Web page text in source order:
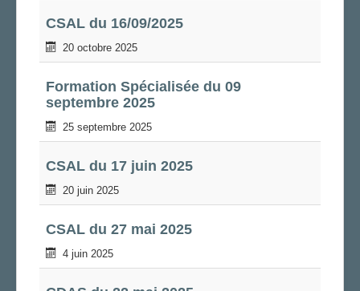
CSAL du 16/09/2025
20 octobre 2025
Formation Spécialisée du 09
septembre 2025
25 septembre 2025
CSAL du 17 juin 2025
20 juin 2025
CSAL du 27 mai 2025
4 juin 2025